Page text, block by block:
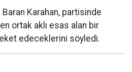
Baran Karahan, partisinde
ortak aklı esas alan bir
edeceklerini söyledi.